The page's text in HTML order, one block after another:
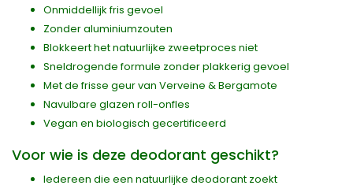
Onmiddellijk fris gevoel
Zonder aluminiumzouten
Blokkeert het natuurlijke zweetproces niet
Sneldrogende formule zonder plakkerig gevoel
Met de frisse geur van Verveine & Bergamote
Navulbare glazen roll-onfles
Vegan en biologisch gecertificeerd
Voor wie is deze deodorant geschikt?
Iedereen die een natuurlijke deodorant zoekt